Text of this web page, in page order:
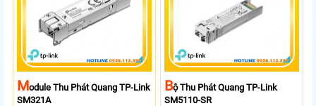
lên đến 20km. Sử dụng bước sóng
Tx 1550nm, Rx 1310nm và hỗ trợ
khung gắn TL FC1420 để đặt trên
MOdule Thu Phát Quang TP-Link
SM321A
BỘ Thu Phát Quang TP-Link
SM5110-SR